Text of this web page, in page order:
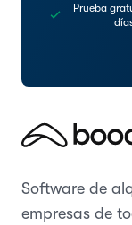
Prueba
Software de
empresas de